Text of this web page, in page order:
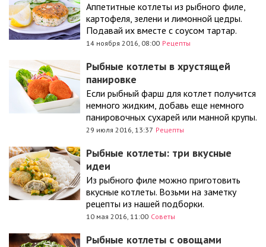
Аппетитные котлеты из рыбного филе,
картофеля, зелени и лимонной цедры.
Подавай их вместе с соусом тартар.
14 ноября 2016, 08:00 Рецепты
Рыбные котлеты в хрустящей
панировке
Если рыбный фарш для котлет получится
немного жидким, добавь еще немного
панировочных сухарей или манной крупы.
29 июля 2016, 13:37 Рецепты
Рыбные котлеты: три вкусные
идеи
Из рыбного филе можно приготовить
вкусные котлеты. Возьми на заметку
рецепты из нашей подборки.
10 мая 2016, 11:00 Советы
Рыбные котлеты с овощами